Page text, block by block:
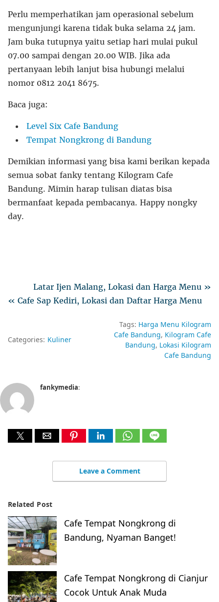
Perlu memperhatikan jam operasional sebelum
mengunjungi karena tidak buka selama 24 jam.
Jam buka tutupnya yaitu setiap hari mulai pukul
07.00 sampai dengan 20.00 WIB. Jika ada
pertanyaan lebih lanjut bisa hubungi melalui
nomor 0812 2041 8675.
Baca juga:
Level Six Cafe Bandung
Tempat Nongkrong di Bandung
Demikian informasi yang bisa kami berikan kepada
semua sobat fanky tentang Kilogram Cafe
Bandung. Mimin harap tulisan diatas bisa
bermanfaat kepada pembacanya. Happy nongky
day.
Latar Ijen Malang, Lokasi dan Harga Menu »
« Cafe Sap Kediri, Lokasi dan Daftar Harga Menu
Categories: Kuliner
Tags: Harga Menu Kilogram
Cafe Bandung Kilogram Cafe
Bandung Lokasi Kilogram
Cafe Bandung
fankymedia:
Leave a Comment
Related Post
Cafe Tempat Nongkrong di
Bandung, Nyaman Banget!
Cafe Tempat Nongkrong di Cianjur
Cocok Untuk Anak Muda